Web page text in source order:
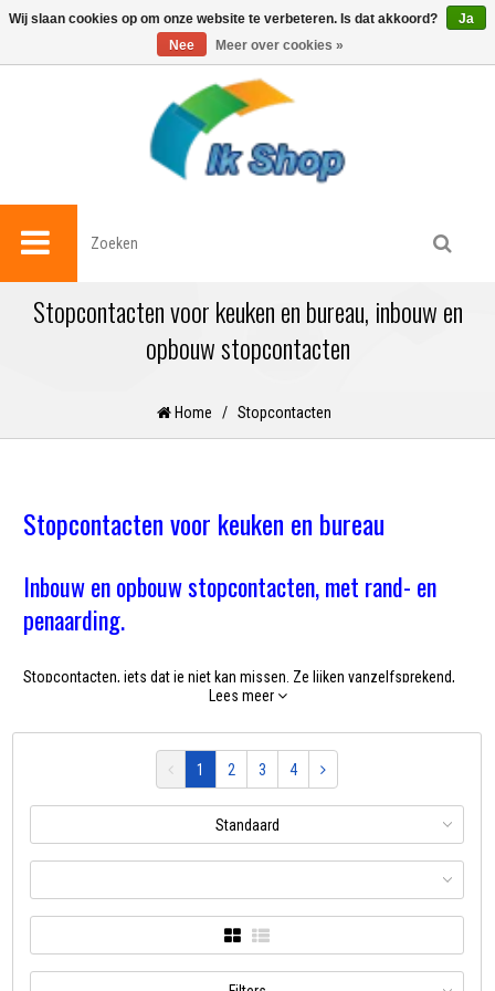
0
Stopcontacten voor keuken en bureau, inbouw en
opbouw stopcontacten
Home / Stopcontacten
Stopcontacten voor keuken en bureau
Inbouw en opbouw stopcontacten, met rand- en
penaarding.
Stopcontacten, iets dat je niet kan missen. Ze lijken vanzelfsprekend,
omdat je er zo aan gewend bent. Maar misschien ben jij op zoek naar
een moderner stopcontact of is dat van jou kapot? Of ben jij gewoon
op zoek naar praktische en mooie stopcontacten voor in jouw keuken
of bureau? Dan ben je bij Ikshop zeker en vast goed terechtgekomen. Bij
Ikshop hebben we inbouw stopcontacten, opbouw stopcontacten,
stopcontacten met randaarding en stopcontacten met penaarding.
verschillende kleuren en vormen, zo vind je zeker wat je zoekt!
Een verfijnd assortiment aan uitgekiende meervoudige inbouw en
opbouw stopcontacten met en zonder USB laders (laadstations) uit het
CON-AKTIV®-programma kan Ikshop u aanbieden.
Lees meer
1 2 3 4
Standaard
Wij slaan cookies op om onze website te verbeteren. Is dat akkoord?
Ja
Nee
Meer over cookies »